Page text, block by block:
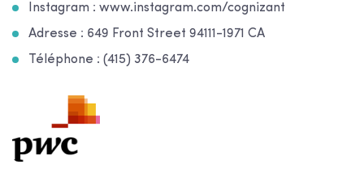
Instagram : www.instagram.com/cognizant
Adresse : 649 Front Street 94111-1971 CA
Téléphone : (415) 376-6474